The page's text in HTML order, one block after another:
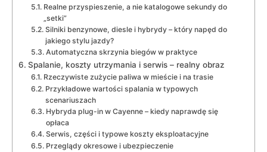
Realne przyspieszenie, a nie katalogowe sekundy do
„setki”
Silniki benzynowe, diesle i hybrydy – który napęd do
jakiego stylu jazdy?
Automatyczna skrzynia biegów w praktyce
Spalanie, koszty utrzymania i serwis – realny obraz
Rzeczywiste zużycie paliwa w mieście i na trasie
Przykładowe wartości spalania w typowych
scenariuszach
Hybryda plug-in w Cayenne – kiedy naprawdę się
opłaca
Serwis, części i typowe koszty eksploatacyjne
Przeglądy okresowe i ubezpieczenie